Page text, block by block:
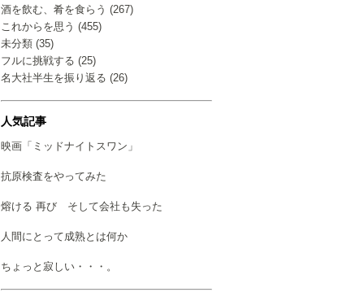
酒を飲む、肴を食らう (267)
これからを思う (455)
未分類 (35)
フルに挑戦する (25)
名大社半生を振り返る (26)
人気記事
映画「ミッドナイトスワン」
抗原検査をやってみた
熔ける 再び そして会社も失った
人間にとって成熟とは何か
ちょっと寂しい・・・。